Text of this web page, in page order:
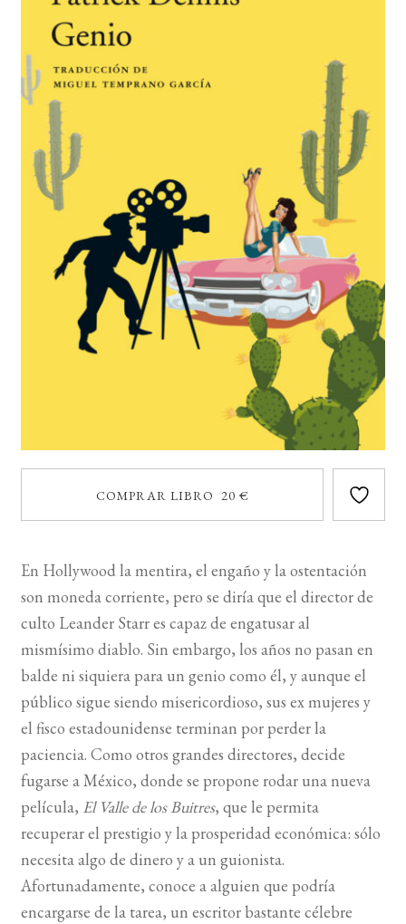
LISTA DE LIBROS
COMPRAR LIBRO 20 €
En Hollywood la mentira, el engaño y la ostentación
son moneda corriente, pero se diría que el director de
culto Leander Starr es capaz de engatusar al
mismísimo diablo. Sin embargo, los años no pasan en
balde ni siquiera para un genio como él, y aunque el
público sigue siendo misericordioso, sus ex mujeres y
el fisco estadounidense terminan por perder la
paciencia. Como otros grandes directores, decide
fugarse a México, donde se propone rodar una nueva
película, El Valle de los Buitres, que le permita
recuperar el prestigio y la prosperidad económica: sólo
necesita algo de dinero y a un guionista.
Afortunadamente, conoce a alguien que podría
encargarse de la tarea, un escritor bastante célebre